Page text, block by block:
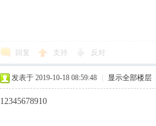
回复 支持 反对
发表于 2019-10-18 08:59:48 显示全部楼层
12345678910